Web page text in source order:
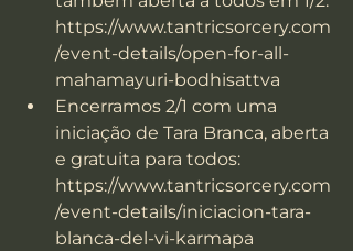
https://www.tantricsorcery.com
/event-details/open-for-all-
mahamayuri-bodhisattva
Encerramos 2/1 com uma
iniciação de Tara Branca, aberta
e gratuita para todos:
https://www.tantricsorcery.com
/event-details/iniciacion-tara-
blanca-del-vi-karmapa